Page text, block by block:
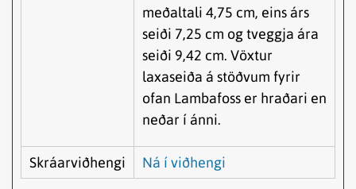
meðaltali 4,75 cm, eins árs
seiði 7,25 cm og tveggja ára
seiði 9,42 cm. Vöxtur
laxaseiða á stöðvum fyrir
ofan Lambafoss er hraðari en
neðar í ánni.
Skráarviðhengi Ná í viðhengi